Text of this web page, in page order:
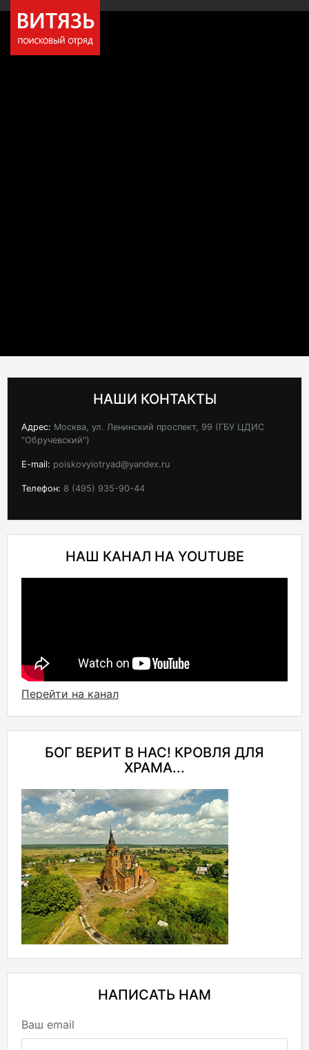
НАШИ КОНТАКТЫ
Адрес: Москва, ул. Ленинский проспект, 99 (ГБУ ЦДИС
"Обручевский")
E-mail: poiskovyiotryad@yandex.ru
Телефон: 8 (495) 935-90-44
НАШ КАНАЛ НА YOUTUBE
Перейти на канал
БОГ ВЕРИТ В НАС! КРОВЛЯ ДЛЯ
ХРАМА...
НАПИСАТЬ НАМ
Ваш email